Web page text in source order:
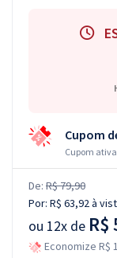
Cupom
Cupom
De: R$ 79,90
Por: R$ 63,92à
ou 12x de R$
Economize R$